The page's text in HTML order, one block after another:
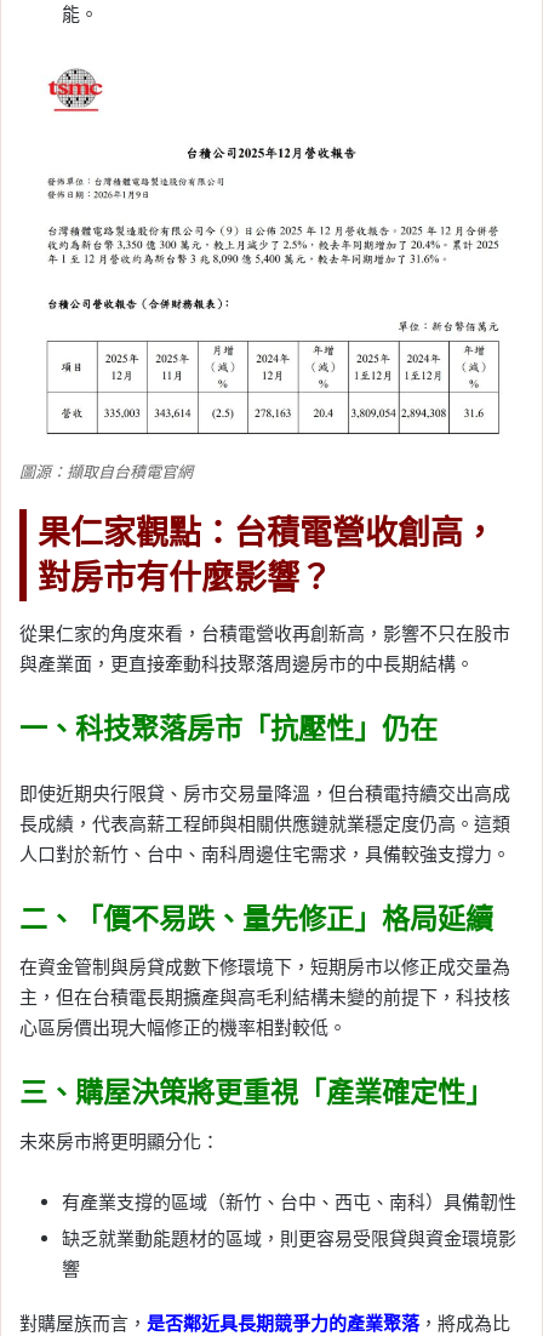
能。
圖源：擷取自台積電官網
果仁家觀點：台積電營收創高，
對房市有什麼影響？
從果仁家的角度來看，台積電營收再創新高，影響不只在股市
與產業面，更直接牽動科技聚落周邊房市的中長期結構。
一、科技聚落房市「抗壓性」仍在
即使近期央行限貸、房市交易量降溫，但台積電持續交出高成
長成績，代表高薪工程師與相關供應鏈就業穩定度仍高。這類
人口對於新竹、台中、南科周邊住宅需求，具備較強支撐力。
二、「價不易跌、量先修正」格局延續
在資金管制與房貸成數下修環境下，短期房市以修正成交量為
主，但在台積電長期擴產與高毛利結構未變的前提下，科技核
心區房價出現大幅修正的機率相對較低。
三、購屋決策將更重視「產業確定性」
未來房市將更明顯分化：
有產業支撐的區域（新竹、台中、西屯、南科）具備韌性
缺乏就業動能題材的區域，則更容易受限貸與資金環境影
響
對購屋族而言， 是否鄰近具長期競爭力的產業聚落，將成為比